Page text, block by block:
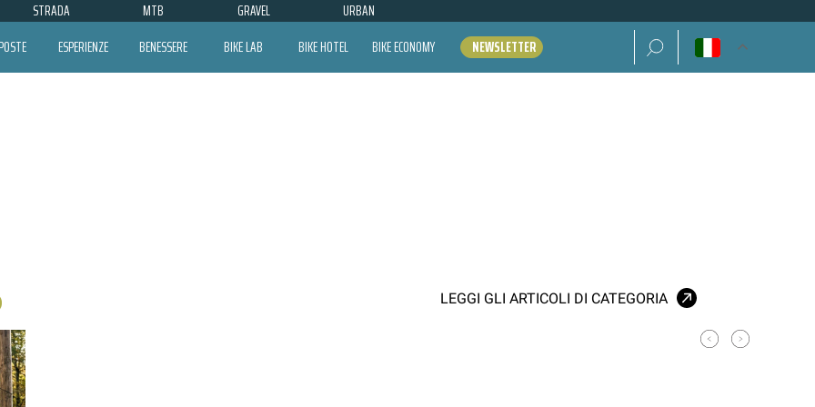
STRADA MTB GRAVEL URBAN
ESPERIENZE BENESSERE BIKE LAB BIKE HOTEL BIKE ECONOMY NEWSLETTER Ricerca per:
LEGGI GLI ARTICOLI DI CATEGORIA